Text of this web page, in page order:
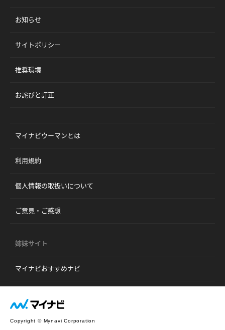
お知らせ
サイトポリシー
推奨環境
お詫びと訂正
マイナビウーマンとは
利用規約
個人情報の取扱いについて
ご意見・ご感想
姉妹サイト
マイナビおすすめナビ
Copyright © Mynavi Corporation